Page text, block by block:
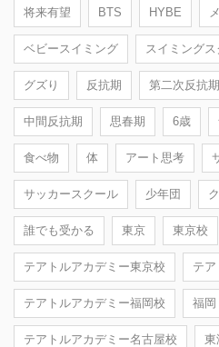
将来有望 BTS HYBE
ベビースイミング スイミング
グズり 反抗期 第二次反抗期
中間反抗期 思春期 6歳
食べ物 体 アート思考
サッカースクール 少年団
誰でも受かる 東京 東京校
テアトルアカデミー東京校 テ
テアトルアカデミー福岡校 福岡
テアトルアカデミー名古屋校 東